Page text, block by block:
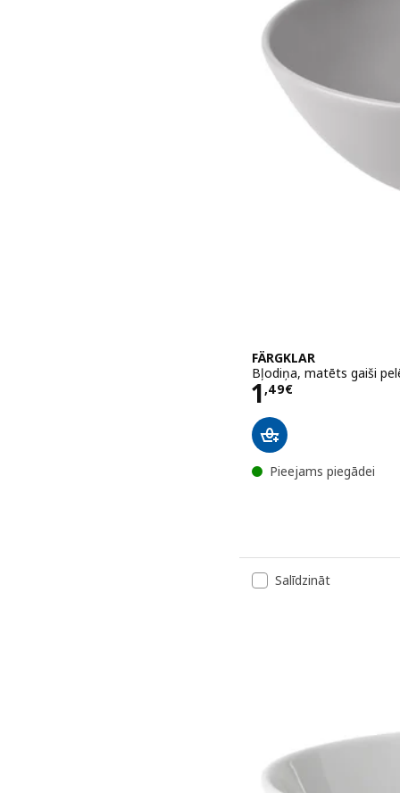
FÄRGKLAR
Bļodiņa, matēts gaiši
1,49€
Cena 1,49€
Pieejams piegādei
Salīdzināt